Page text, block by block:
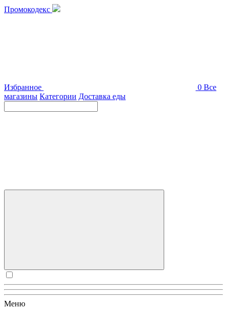
Промокодекс
Избранное 0 Все
магазины Категории Доставка еды
Меню